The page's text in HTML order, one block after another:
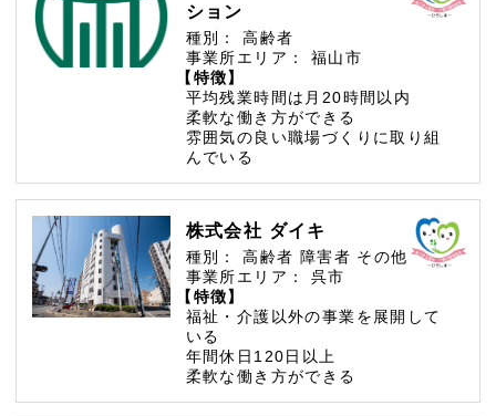
ション
種別：
高齢者
事業所エリア：
福山市
【特徴】
平均残業時間は月20時間以内
柔軟な働き方ができる
雰囲気の良い職場づくりに取り組
んでいる
株式会社 ダイキ
種別： 高齢者 障害者 その他
事業所エリア：
呉市
【特徴】
福祉・介護以外の事業を展開して
いる
年間休日120日以上
柔軟な働き方ができる